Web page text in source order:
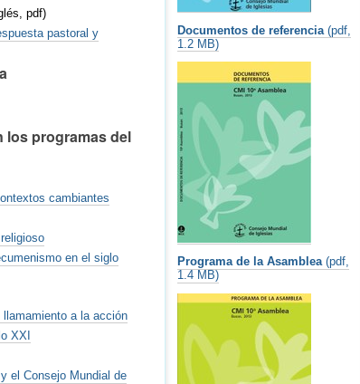
pdf)
pastoral y
los programas del
cambiantes
en el siglo
a la acción
XXI
el Consejo Mundial de
Documentos de referencia (pdf,
1.2 MB)
Programa de la Asamblea(pdf,
1.4 MB)